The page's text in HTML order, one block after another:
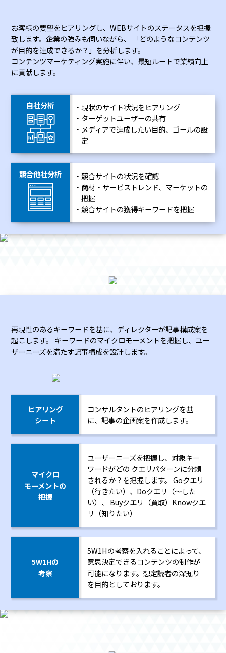
お客様の要望をヒアリングし、WEBサイトのステータスを把握
致します。企業の強みも伺いながら、
「どのようなコンテンツ
が目的を達成できるか？」を分析します。
コンテンツマーケティング実施に伴い、最短ルートで業績向上
に貢献します。
自社分析
現状のサイト状況をヒアリング
ターゲットユーザーの共有
メディアで達成したい目的、ゴールの設
定
競合他社分析
競合サイトの状況を確認
商材・サービストレンド、マーケットの
把握
競合サイトの獲得キーワードを把握
再現性のあるキーワードを基に、ディレクターが記事構成案を
起こします。
キーワードのマイクロモーメントを把握し、ユー
ザーニーズを満たす記事構成を設計します。
ヒアリング
シート
コンサルタントのヒアリングを基
に、記事の企画案を作成します。
マイクロ
モーメントの
把握
ユーザーニーズを把握し、対象キー
ワードがどの クエリパターンに分類
されるか？を把握します。 Goクエリ
（行きたい）、Doクエリ（～した
い）、 Buyクエリ（買取）Knowクエ
リ（知りたい）
5W1Hの
考察
5W1Hの考察を入れることによって、
意思決定できるコンテンツの制作が
可能になります。想定読者の深掘り
を目的としております。